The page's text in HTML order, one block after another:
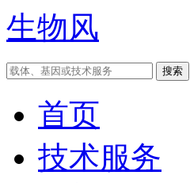
生物风
首页
技术服务